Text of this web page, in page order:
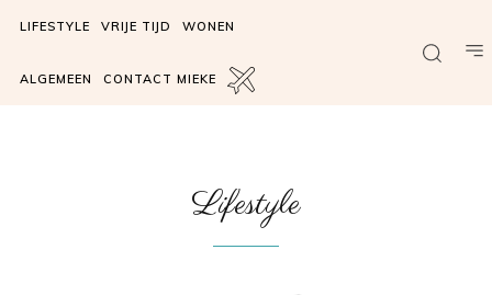
LIFESTYLE VRIJE TIJD WONEN
ALGEMEEN CONTACT MIEKE
Lifestyle